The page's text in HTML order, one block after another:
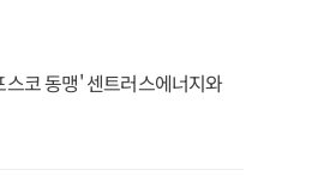
코 동맹' 센트러스에너지와